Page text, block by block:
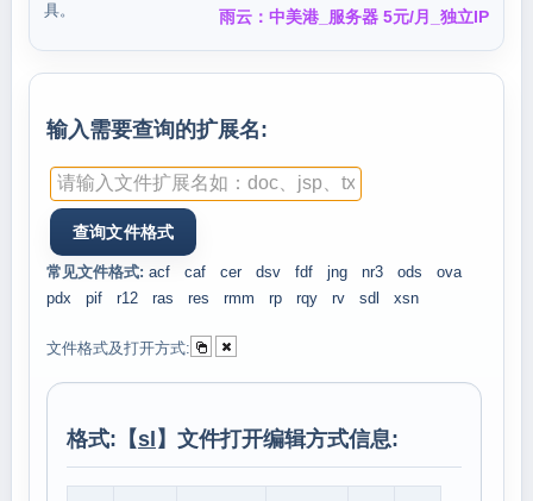
具。
雨云：中美港_服务器 5元/月_独立IP
输入需要查询的扩展名:
常见文件格式: acf caf cer dsv fdf jng nr3 ods
ova
pdx
pif r12 ras res rmm rp rqy rv sdl xsn
文件格式及打开方式:
格式:【sl 】文件打开编辑方式信息: